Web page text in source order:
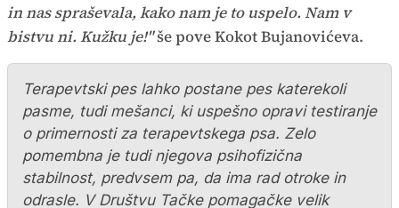
in nas spraševala, kako nam je to uspelo. Nam v
bistvu ni. Kužku je!"še pove Kokot Bujanovićeva.
Terapevtski pes lahko postane pes katerekoli
pasme, tudi mešanci, ki uspešno opravi testiranje
o primernosti za terapevtskega psa. Zelo
pomembna je tudi njegova psihofizična
stabilnost, predvsem pa, da ima rad otroke in
odrasle. V Društvu Tačke pomagačke velik